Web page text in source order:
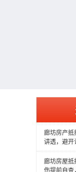
廊坊房产
讲透，避开
廊坊房屋
伤提前自查